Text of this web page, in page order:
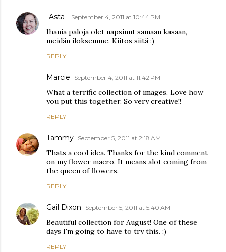
-Asta- September 4, 2011 at 10:44 PM
Ihania paloja olet napsinut samaan kasaan,
meidän iloksemme. Kiitos siitä :)
REPLY
Marcie September 4, 2011 at 11:42 PM
What a terrific collection of images. Love how
you put this together. So very creative!!
REPLY
Tammy September 5, 2011 at 2:18 AM
Thats a cool idea. Thanks for the kind comment
on my flower macro. It means alot coming from
the queen of flowers.
REPLY
Gail Dixon September 5, 2011 at 5:40 AM
Beautiful collection for August! One of these
days I'm going to have to try this. :)
REPLY